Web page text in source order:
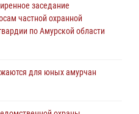
поступления на службу в
заседание
частной охранной
по Амурской области
для юных амурчан